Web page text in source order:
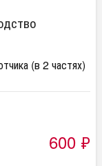
(в 2 частях)
600 ₽